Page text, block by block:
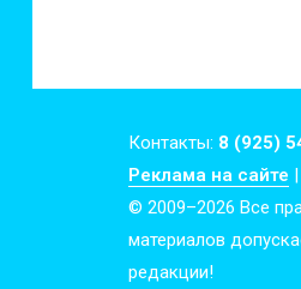
Контакты: 8 (925)
Реклама на сайте |
© 2009–2026 Все
материалов
редакции!